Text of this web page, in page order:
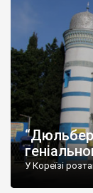
У Кореїзі